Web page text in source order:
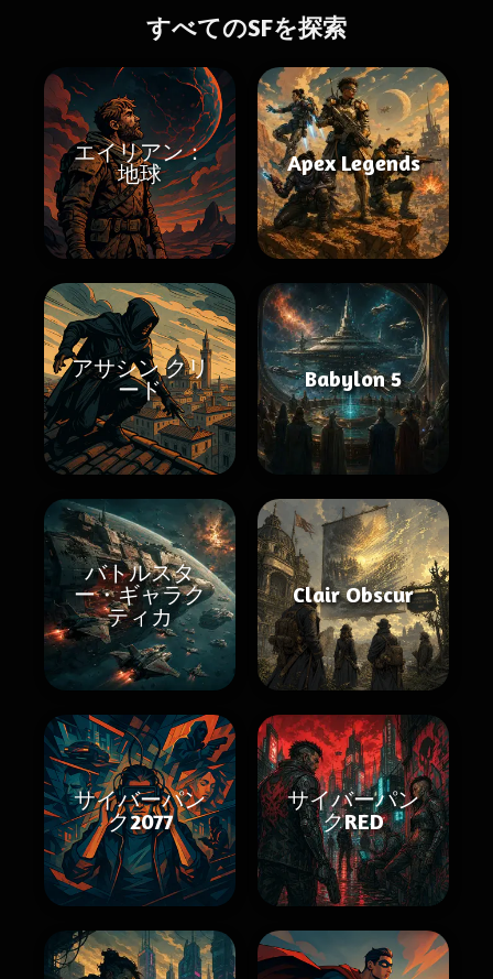
すべてのSFを探索
エイリアン：
地球
Apex Legends
アサシン クリ
ード
Babylon 5
バトルスタ
ー・ギャラク
ティカ
Clair Obscur
サイバーパン
ク2077
サイバーパン
クRED